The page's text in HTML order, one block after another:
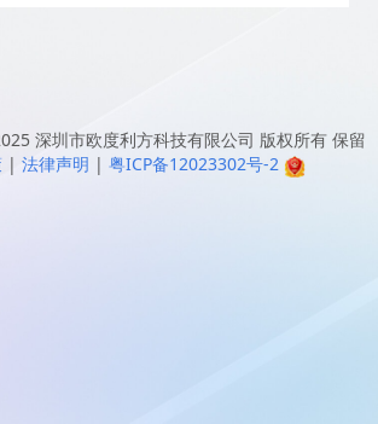
深圳市欧度利方科技有限公司 版权所有 保留
| 法律声明 | 粤ICP备12023302号-2